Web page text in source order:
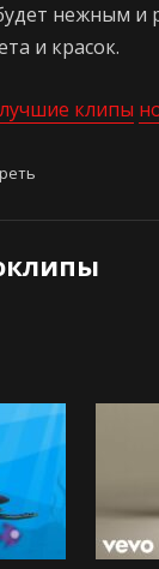
нежным и
и красок.
лучшие клипы